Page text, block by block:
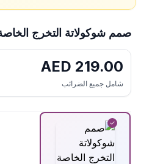
صمم شوكولاتة التخرج
219.00
شامل جميع الضرائب